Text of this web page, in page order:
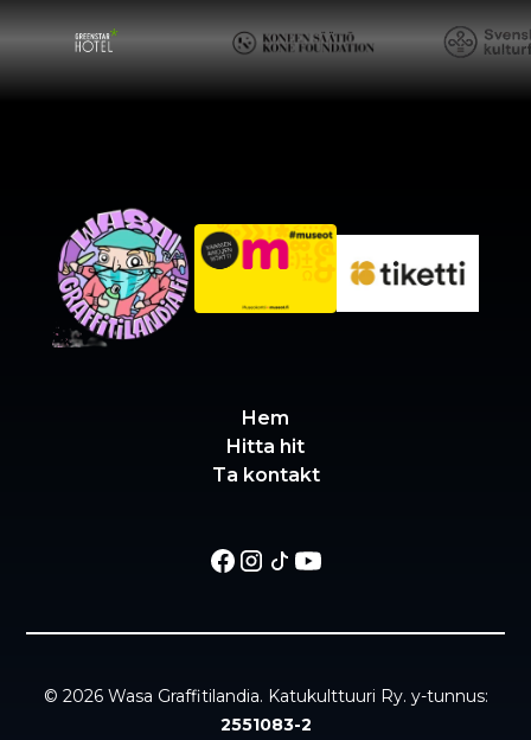
Hem
Hitta hit
Ta kontakt
© 2026 Wasa Graffitilandia. Katukulttuuri Ry. y-tunnus:
2551083-2